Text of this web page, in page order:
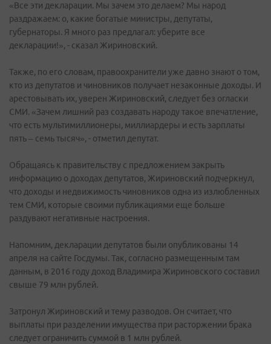
«Все эти декларации. Мы зачем это делаем? Мы народ
раздражаем: о, какие богатые министры, депутаты,
губернаторы. Я много раз предлагал: уберите все
декларации!», - сказал Жириновский.
Также, по его словам, правоохранители уже давно знают о том,
кто из депутатов и чиновников получает незаконные доходы. И
арестовывать их, уверен Жириновский, следует без огласки
СМИ. «Зачем лишний раз создавать народу такое впечатление,
что есть мультимиллионеры, миллиардеры и есть зарплаты
пять – семь тысяч», - отметил депутат.
Обращаясь к правительству с предложением закрыть
информацию о доходах депутатов, Жириновский подчеркнул,
что доходы и недвижимость чиновников одна из излюбленных
тем СМИ, которые своими публикациями еще больше
раздувают негативные настроения.
Напомним, декларации депутатов были опубликованы 14
апреля на сайте Госдумы. Так, согласно размещенным там
данным, в 2016 году доход Владимира Жириновского составил
свыше 79 млн рублей.
Затронул Жириновский и тему разводов. Он считает, что
выплаты при разделении имущества при расторжении брака
следует ограничить суммой в 1 млн рублей.